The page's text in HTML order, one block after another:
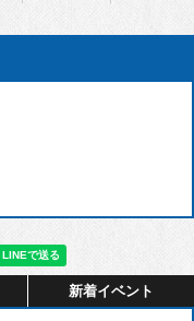
新着イベント